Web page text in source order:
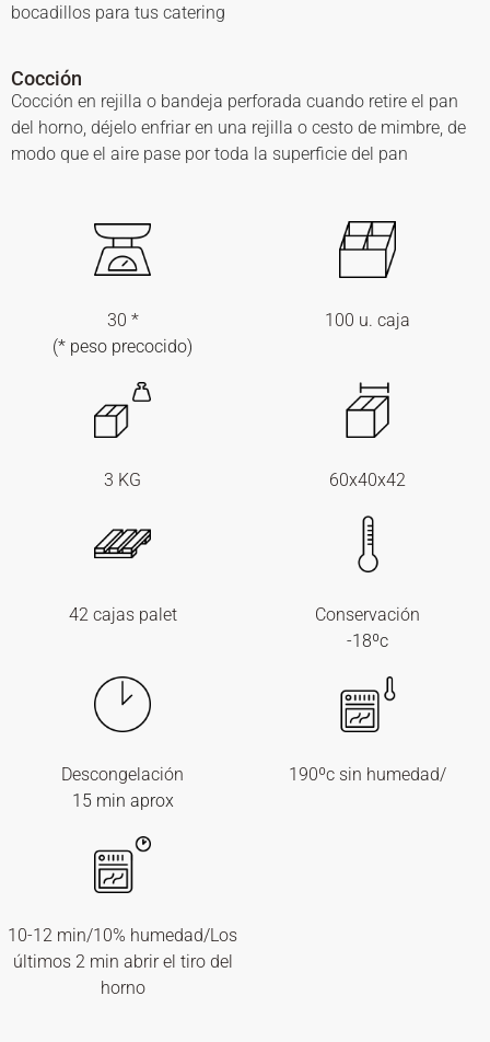
bocadillos para tus catering
Cocción
Cocción en rejilla o bandeja perforada cuando retire el pan
del horno, déjelo enfriar en una rejilla o cesto de mimbre, de
modo que el aire pase por toda la superficie del pan
30 *
(* peso precocido)
100 u. caja
3 KG 60x40x42
42 cajas palet
Conservación
-18ºc
Descongelación
15 min aprox
190ºc sin humedad/
10-12 min/10% humedad/Los
últimos 2 min abrir el tiro del
horno